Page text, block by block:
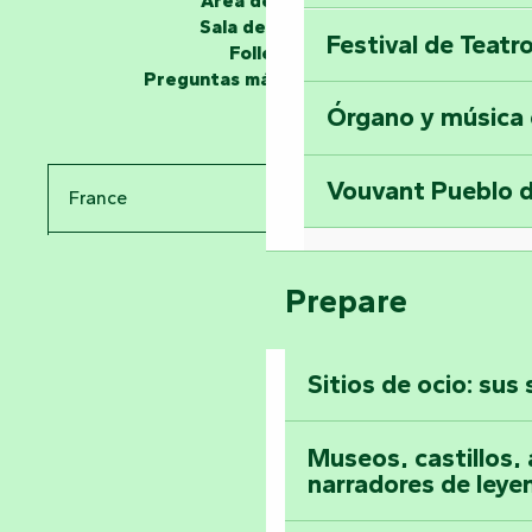
Desvela los
Suba a lo alto de
Festival de
Órgano y
Vouvant Pueblo
Toda la agenda
Prepare
Sitios de ocio: sus
Museos, castillos,
narradores de
Sala de prensa
Folletos
Preguntas más frecuentes
France